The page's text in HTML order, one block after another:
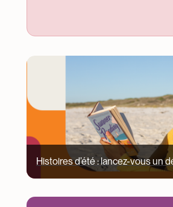
Image
Histoires d’été : lancez-vous un
Image